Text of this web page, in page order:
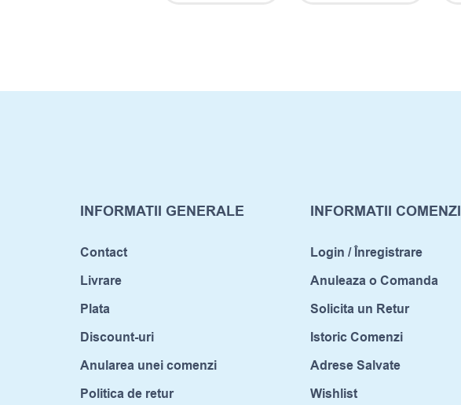
INFORMATII GENERALE
Contact
Livrare
Plata
Discount-uri
Anularea unei comenzi
Politica de retur
INFORMATII COMENZI
Login / Înregistrare
Anuleaza o Comanda
Solicita un Retur
Istoric Comenzi
Adrese Salvate
Wishlist